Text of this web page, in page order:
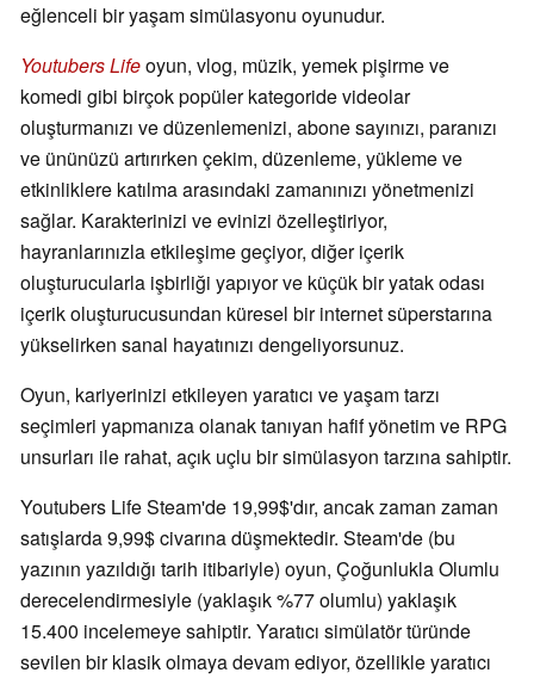
eğlenceli bir yaşam simülasyonu oyunudur.
Youtubers Lifeoyun, vlog, müzik, yemek pişirme ve
komedi gibi birçok popüler kategoride videolar
oluşturmanızı ve düzenlemenizi, abone sayınızı, paranızı
ve ününüzü artırırken çekim, düzenleme, yükleme ve
etkinliklere katılma arasındaki zamanınızı yönetmenizi
sağlar. Karakterinizi ve evinizi özelleştiriyor,
hayranlarınızla etkileşime geçiyor, diğer içerik
oluşturucularla işbirliği yapıyor ve küçük bir yatak odası
içerik oluşturucusundan küresel bir internet süperstarına
yükselirken sanal hayatınızı dengeliyorsunuz.
Oyun, kariyerinizi etkileyen yaratıcı ve yaşam tarzı
seçimleri yapmanıza olanak tanıyan hafif yönetim ve RPG
unsurları ile rahat, açık uçlu bir simülasyon tarzına sahiptir.
Youtubers Life Steam'de 19,99$'dır, ancak zaman zaman
satışlarda 9,99$ civarına düşmektedir. Steam'de (bu
yazının yazıldığı tarih itibariyle) oyun, Çoğunlukla Olumlu
derecelendirmesiyle (yaklaşık %77 olumlu) yaklaşık
15.400 incelemeye sahiptir. Yaratıcı simülatör türünde
sevilen bir klasik olmaya devam ediyor, özellikle yaratıcı